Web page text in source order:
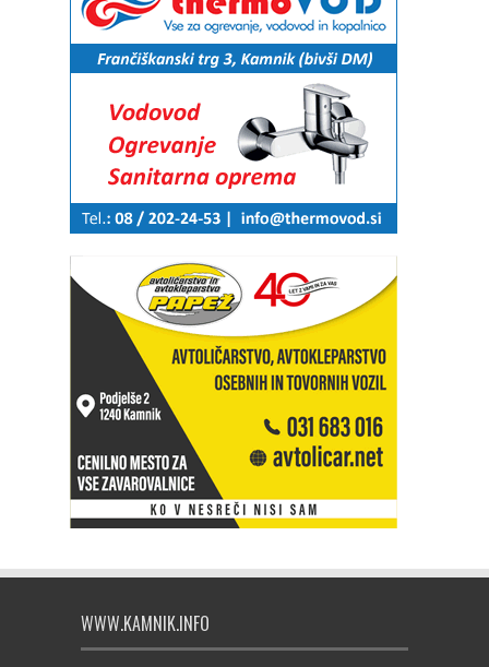
WWW.KAMNIK.INFO